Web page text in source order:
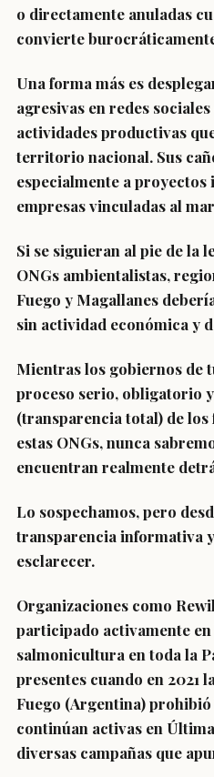
o directamente anuladas
convierte
Una forma más es
agresivas en redes
actividades productivas
territorio nacional. Sus
especialmente a
empresas vinculadas al
Si se siguieran al pie de la
ONGs ambientalistas,
Fuego y Magallanes
sin actividad económica y
Mientras los gobiernos de
proceso serio, obligatorio
(transparencia total) de los
estas ONGs, nunca
encuentran realmente
Lo sospechamos, pero
transparencia informativa
esclarecer.
Organizaciones como
participado activamente
salmonicultura en toda la
presentes cuando en 2021
Fuego (Argentina)
continúan activas en
diversas campañas que